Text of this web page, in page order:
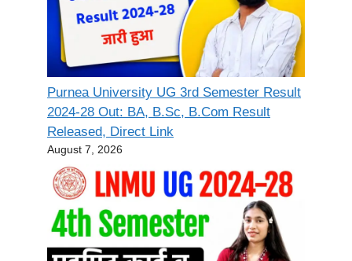
Purnea University UG 3rd Semester Result
2024-28 Out: BA, B.Sc, B.Com Result
Released, Direct Link
August 7, 2026